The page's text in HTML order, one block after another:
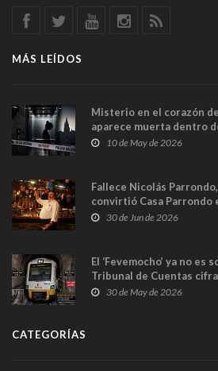
MÁS LEÍDOS
Misterio en el corazón
aparece muerta dentro
y las cámaras captan sus
10 de May de 2026
Fallece Nicolás
convirtió Casa Parrondo
en Madrid
30 de Jun de 2026
El ‘Fevemocho’ ya no es
Tribunal de Cuentas
sobrecoste de los trenes
30 de May de 2026
CATEGORÍAS